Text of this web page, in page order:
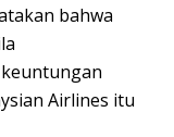
bahwa
Airlines itu